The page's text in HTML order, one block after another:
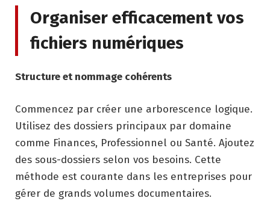
Organiser efficacement vos
fichiers numériques
Structure et nommage cohérents
Commencez par créer une arborescence logique.
Utilisez des dossiers principaux par domaine
comme Finances, Professionnel ou Santé. Ajoutez
des sous-dossiers selon vos besoins. Cette
méthode est courante dans les entreprises pour
gérer de grands volumes documentaires.